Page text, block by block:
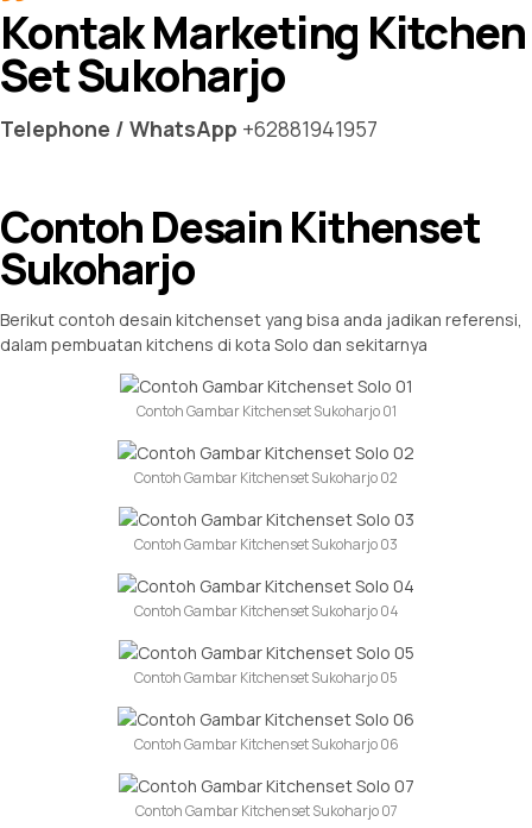
Kontak Marketing Kitchen
Set Sukoharjo
Telephone / WhatsApp +62881941957
Contoh Desain Kithenset
Sukoharjo
Berikut contoh desain kitchenset yang bisa anda jadikan referensi,
dalam pembuatan kitchens di kota Solo dan sekitarnya
Contoh Gambar Kitchenset Sukoharjo 01
Contoh Gambar Kitchenset Sukoharjo 02
Contoh Gambar Kitchenset Sukoharjo 03
Contoh Gambar Kitchenset Sukoharjo 04
Contoh Gambar Kitchenset Sukoharjo 05
Contoh Gambar Kitchenset Sukoharjo 06
Contoh Gambar Kitchenset Sukoharjo 07